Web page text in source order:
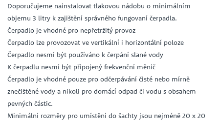
Doporučujeme nainstalovat tlakovou nádobu o minimálním
objemu 3 litry k zajištění správného fungovaní čerpadla.
Čerpadlo je vhodné pro nepřetržitý provoz
Čerpadlo lze provozovat ve vertikální i horizontální poloze
Čerpadlo nesmí být používáno k čerpání slané vody
K čerpadlu nesmí být připojený frekvenční měnič
Čerpadlo je vhodné pouze pro odčerpávání čisté nebo mírně
znečištěné vody a nikoli pro domácí odpad či vodu s obsahem
pevných částic.
Minimální rozměry pro umístění do šachty jsou nejméně 20 x 20